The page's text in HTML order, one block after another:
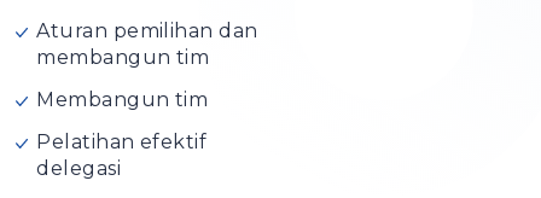
Aturan pemilihan dan
membangun tim
Membangun tim
Pelatihan efektif
delegasi